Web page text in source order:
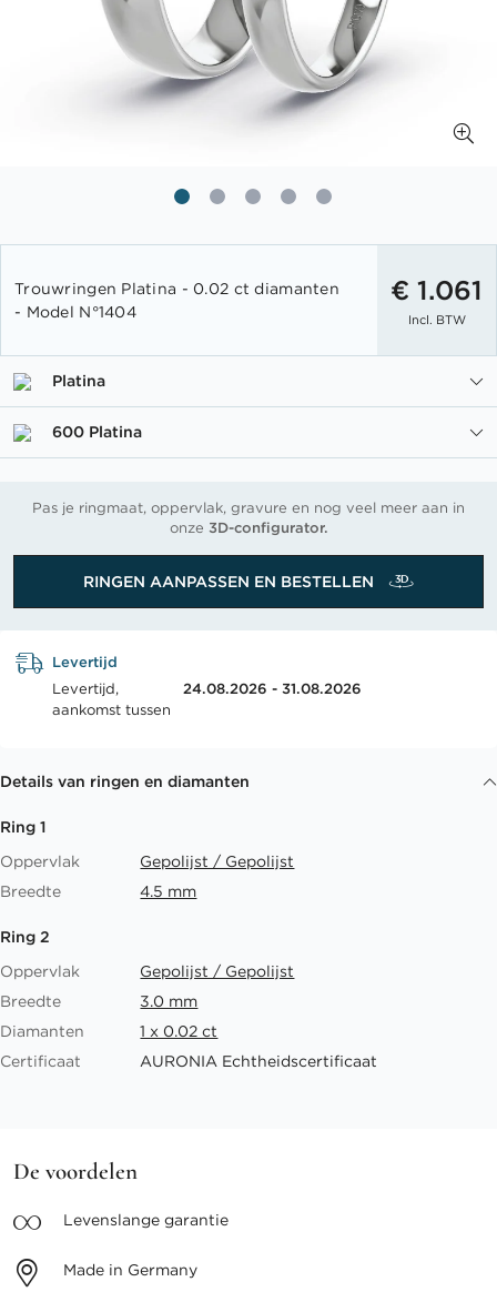
het
begin
de
afbeeldingen-
Trouwringen Platina - 0.02 ct diamanten
- Model N°1404
€ 1.061
Incl. BTW
Platina
600 Platina
Pas je ringmaat, oppervlak, gravure en nog veel meer aan in
onze 3D-configurator.
RINGEN AANPASSEN EN BESTELLEN
Levertijd
Levertijd,
aankomst tussen
24.08.2026 - 31.08.2026
Details van ringen en diamanten
Ring 1
Oppervlak
Gepolijst / Gepolijst
Breedte
4.5 mm
Ring 2
Oppervlak
Gepolijst / Gepolijst
Breedte
3.0 mm
Diamanten
1 x 0.02 ct
Certificaat
AURONIA Echtheidscertificaat
De voordelen
Levenslange garantie
Made in Germany